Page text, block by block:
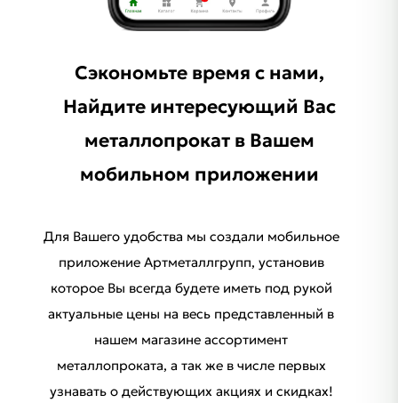
Сэкономьте время с нами,
Найдите интересующий Ваc
металлопрокат в Вашем
мобильном приложении
Для Вашего удобства мы создали мобильное
приложение Артметаллгрупп, установив
которое Вы всегда будете иметь под рукой
актуальные цены на весь представленный в
нашем магазине ассортимент
металлопроката, а так же в числе первых
узнавать о действующих акциях и скидках!